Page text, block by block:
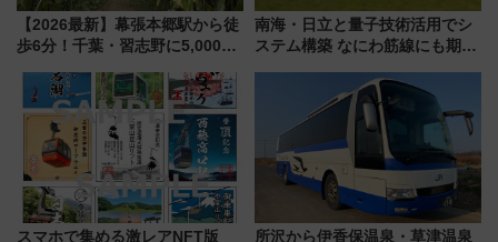
【2026最新】幕張本郷駅から徒
歩6分！千葉・習志野に5,000本
14日までの期間限定公開
南海・日立と量子技術活用でシ
ステム構築 なにわ筋線にも期待
スマホで集める激レアNFT版
所沢から伊香保温泉・草津温泉